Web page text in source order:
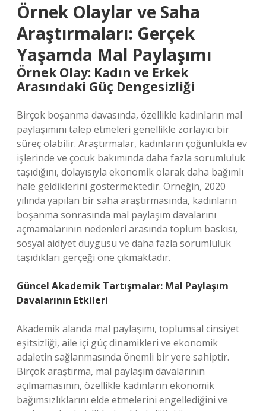
Örnek Olaylar ve Saha
Araştırmaları: Gerçek
Yaşamda Mal Paylaşımı
Örnek Olay: Kadın ve Erkek
Arasındaki Güç Dengesizliği
Birçok boşanma davasında, özellikle kadınların mal
paylaşımını talep etmeleri genellikle zorlayıcı bir
süreç olabilir. Araştırmalar, kadınların çoğunlukla ev
işlerinde ve çocuk bakımında daha fazla sorumluluk
taşıdığını, dolayısıyla ekonomik olarak daha bağımlı
hale geldiklerini göstermektedir. Örneğin, 2020
yılında yapılan bir saha araştırmasında, kadınların
boşanma sonrasında mal paylaşım davalarını
açmamalarının nedenleri arasında toplum baskısı,
sosyal aidiyet duygusu ve daha fazla sorumluluk
taşıdıkları gerçeği öne çıkmaktadır.
Güncel Akademik Tartışmalar: Mal Paylaşım
Davalarının Etkileri
Akademik alanda mal paylaşımı, toplumsal cinsiyet
eşitsizliği, aile içi güç dinamikleri ve ekonomik
adaletin sağlanmasında önemli bir yere sahiptir.
Birçok araştırma, mal paylaşım davalarının
açılmamasının, özellikle kadınların ekonomik
bağımsızlıklarını elde etmelerini engellediğini ve